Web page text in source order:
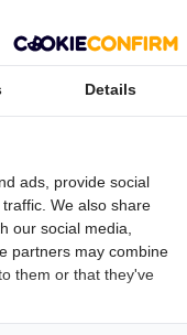
Meld je aan!
07:30 - 16:30
07:30 - 16:30
07:30 - 16:30
Details
ads, provide social
We also share
our social media,
partners may combine
them or that they've